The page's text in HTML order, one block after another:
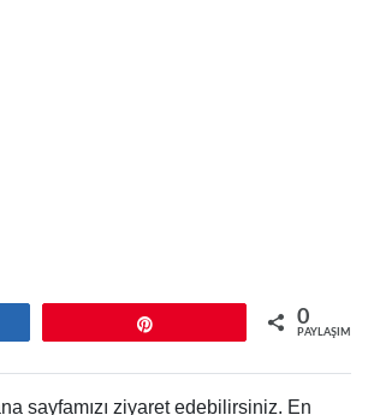
0
PAYLAŞIMLAR
sayfamızı ziyaret edebilirsiniz. En